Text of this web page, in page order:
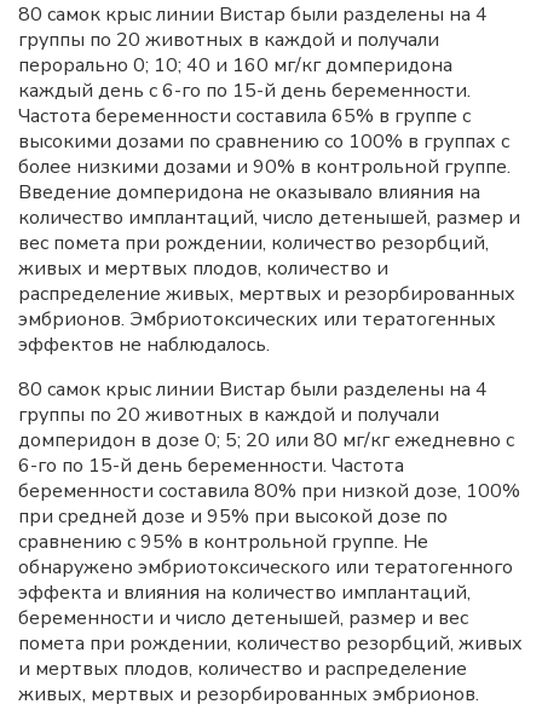
80 самок крыс линии Вистар были разделены на 4
группы по 20 животных в каждой и получали
перорально 0; 10; 40 и 160 мг/кг домперидона
каждый день с 6-го по 15-й день беременности.
Частота беременности составила 65% в группе с
высокими дозами по сравнению со 100% в группах с
более низкими дозами и 90% в контрольной группе.
Введение домперидона не оказывало влияния на
количество имплантаций, число детенышей, размер и
вес помета при рождении, количество резорбций,
живых и мертвых плодов, количество и
распределение живых, мертвых и резорбированных
эмбрионов. Эмбриотоксических или тератогенных
эффектов не наблюдалось.
80 самок крыс линии Вистар были разделены на 4
группы по 20 животных в каждой и получали
домперидон в дозе 0; 5; 20 или 80 мг/кг ежедневно с
6-го по 15-й день беременности. Частота
беременности составила 80% при низкой дозе, 100%
при средней дозе и 95% при высокой дозе по
сравнению с 95% в контрольной группе. Не
обнаружено эмбриотоксического или тератогенного
эффекта и влияния на количество имплантаций,
беременности и число детенышей, размер и вес
помета при рождении, количество резорбций, живых
и мертвых плодов, количество и распределение
живых, мертвых и резорбированных эмбрионов.